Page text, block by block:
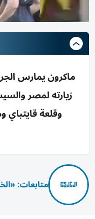
ماكرون يمارس
زيارته لمصر
وقلعة قايتباي
متابعات: